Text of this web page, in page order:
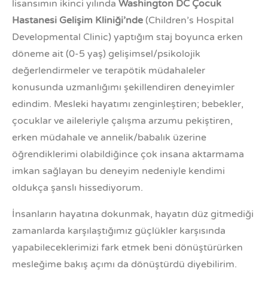
lisansımın ikinci yılında Washington DC Çocuk
Hastanesi Gelişim Kliniği’nde (Children’s Hospital
Developmental Clinic) yaptığım staj boyunca erken
döneme ait (0-5 yaş) gelişimsel/psikolojik
değerlendirmeler ve terapötik müdahaleler
konusunda uzmanlığımı şekillendiren deneyimler
edindim. Mesleki hayatımı zenginleştiren; bebekler,
çocuklar ve aileleriyle çalışma arzumu pekiştiren,
erken müdahale ve annelik/babalık üzerine
öğrendiklerimi olabildiğince çok insana aktarmama
imkan sağlayan bu deneyim nedeniyle kendimi
oldukça şanslı hissediyorum.
İnsanların hayatına dokunmak, hayatın düz gitmediği
zamanlarda karşılaştığımız güçlükler karşısında
yapabileceklerimizi fark etmek beni dönüştürürken
mesleğime bakış açımı da dönüştürdü diyebilirim.